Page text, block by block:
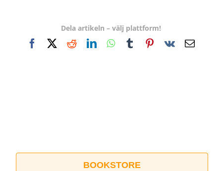
Dela artikeln – välj plattform!
FacebookRedditLinkedInWhatsApp
TumblrPinterest
Vk
E-
BOOKSTORE